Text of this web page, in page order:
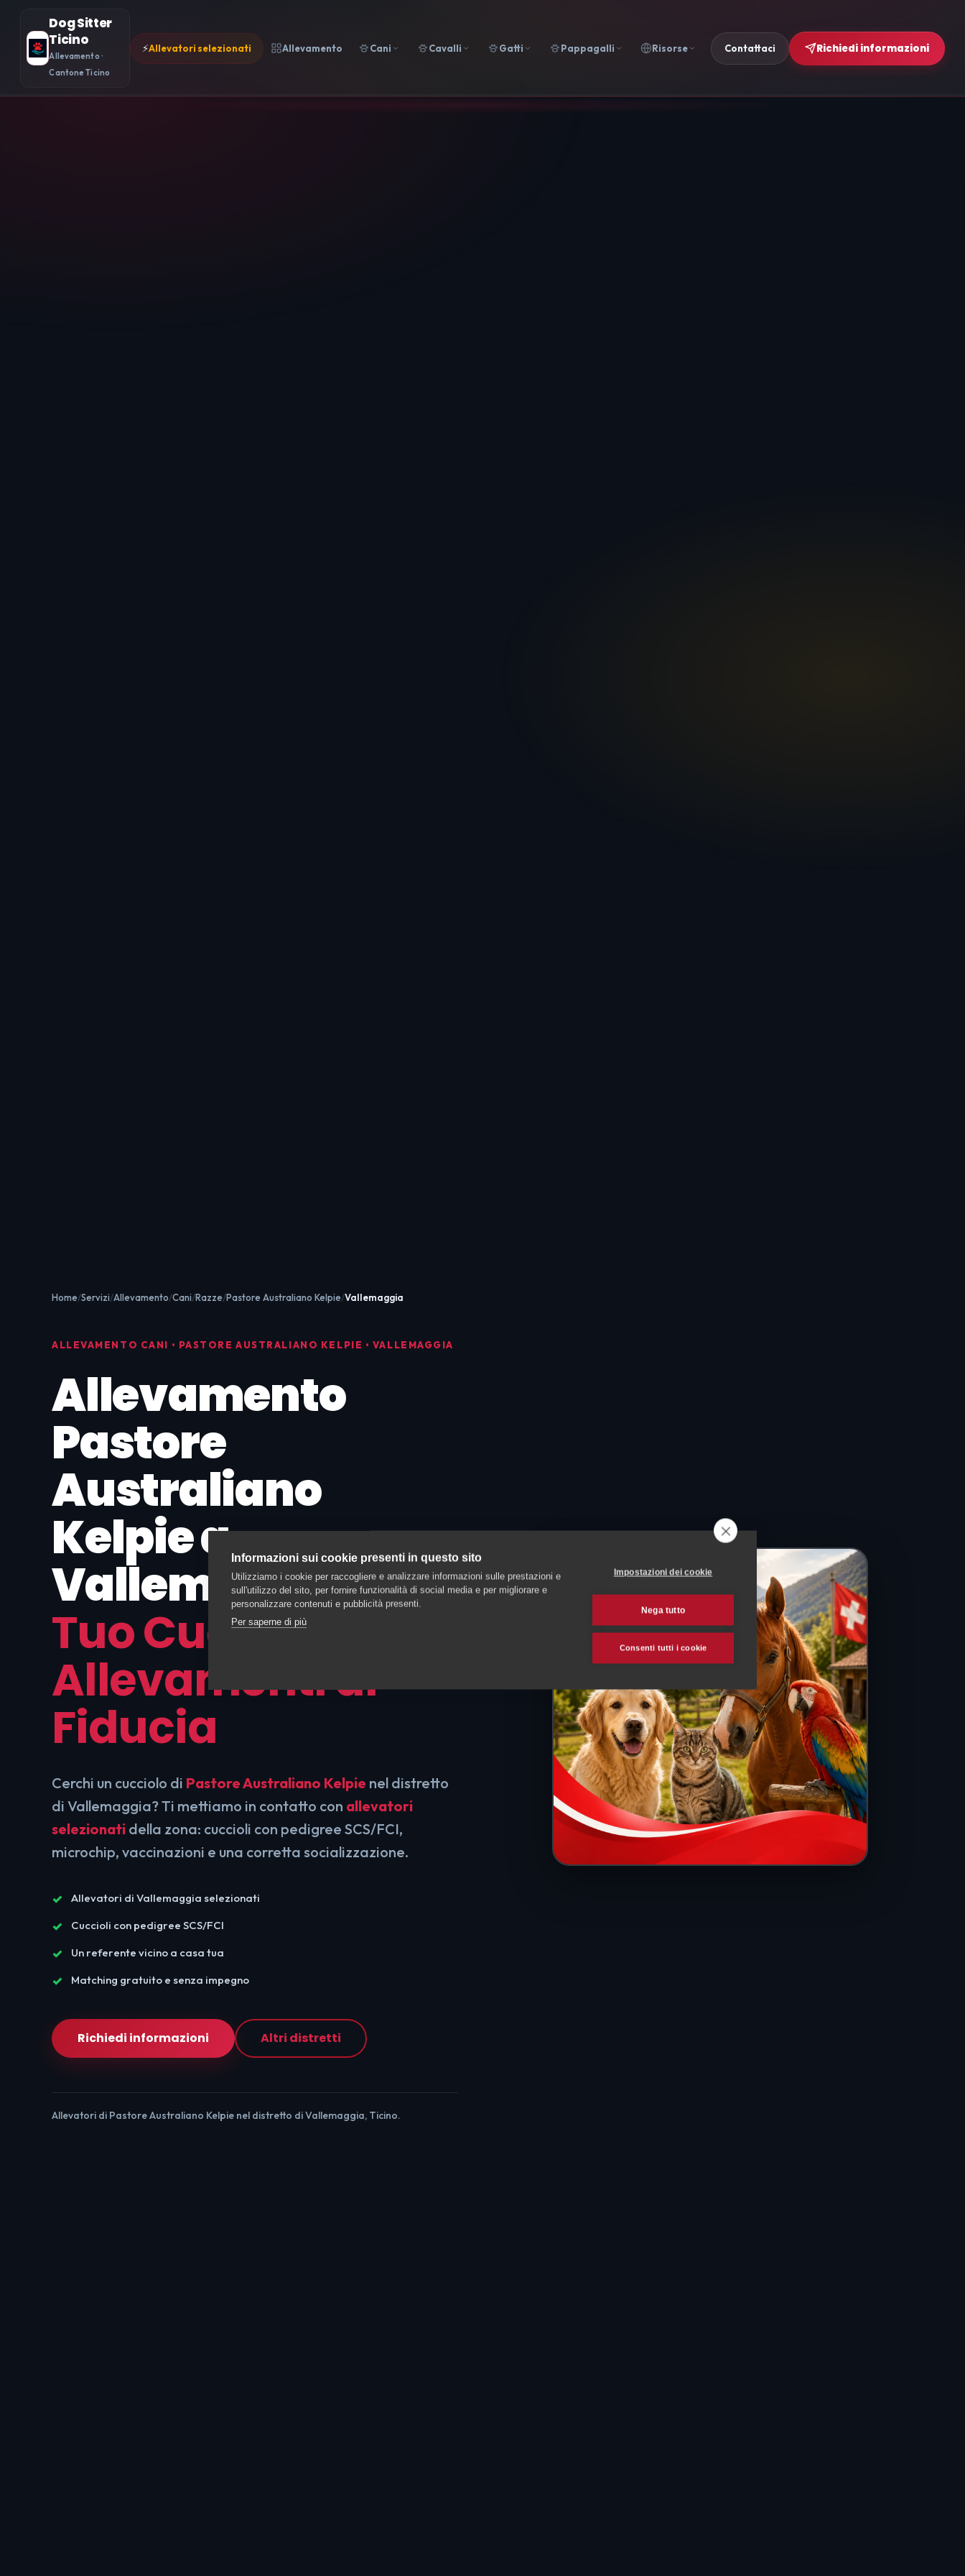
Dog Sitter
Ticino
Allevamento ·
Cantone Ticino
⚡Allevatori selezionati Allevamento Cani Cavalli Gatti Pappagalli Risorse Contattaci Richiedi informazioni
Home Servizi Allevamento Cani Razze Pastore Australiano Kelpie Vallemaggia
ALLEVAMENTO CANI • PASTORE AUSTRALIANO KELPIE • VALLEMAGGIA
Allevamento
Pastore
Australiano
Kelpie a
Vallemaggia:Il
Tuo Cucciolo da
Allevamenti di
Fiducia
Cerchi un cucciolo di Pastore Australiano Kelpie nel distretto
di Vallemaggia? Ti mettiamo in contatto con allevatori
selezionati della zona: cuccioli con pedigree SCS/FCI,
microchip, vaccinazioni e una corretta socializzazione.
Allevatori di Vallemaggia selezionati
Cuccioli con pedigree SCS/FCI
Un referente vicino a casa tua
Matching gratuito e senza impegno
Richiedi informazioni Altri distretti
Allevatori di Pastore Australiano Kelpie nel distretto di Vallemaggia, Ticino.
Informazioni sui cookie presenti in questo sito
Utilizziamo i cookie per raccogliere e analizzare informazioni sulle prestazioni e
sull'utilizzo del sito, per fornire funzionalità di social media e per migliorare e
personalizzare contenuti e pubblicità presenti.
Per saperne di più
Impostazioni dei cookie
Nega tutto
Consenti tutti i cookie